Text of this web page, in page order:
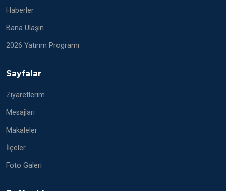
Haberler
Bana Ulaşın
2026 Yatırım Programı
Sayfalar
Ziyaretlerim
Mesajları
Makaleler
İlçeler
Foto Galeri